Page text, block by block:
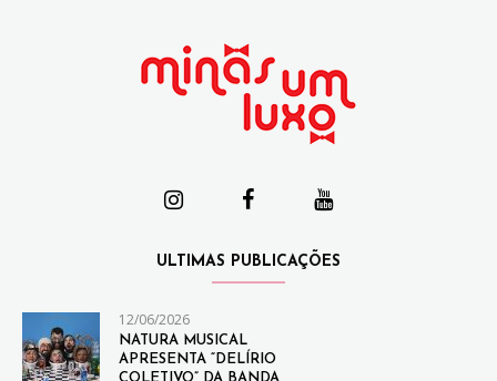
ULTIMAS PUBLICAÇÕES
12/06/2026
NATURA MUSICAL
APRESENTA “DELÍRIO